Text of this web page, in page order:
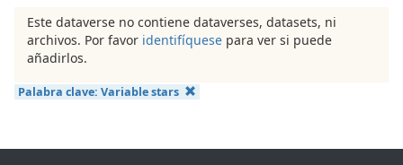
Este dataverse no contiene dataverses, datasets, ni
archivos. Por favor identifíquese para ver si puede
añadirlos.
Palabra clave: Variable stars